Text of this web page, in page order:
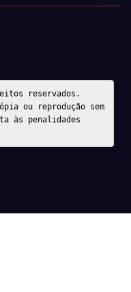
reservados.
ou reprodução sem
às penalidades